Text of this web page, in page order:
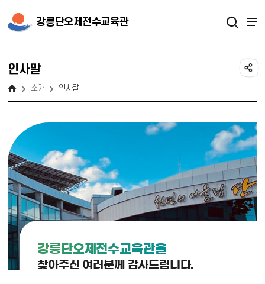
강릉단오제전수교육관
인사말
소개 인사말
강릉단오제전수교육관을
찾아주신 여러분께 감사드립니다.